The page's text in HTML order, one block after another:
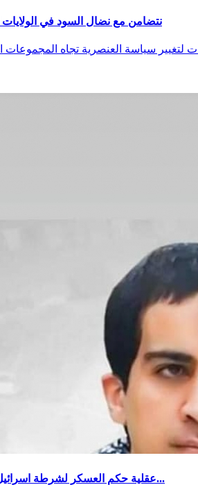
نتضامن مع نضال السود في الولايات
عقلية حكم العسكر لشرطة اسرائيل وقوات الامن، عقلية...